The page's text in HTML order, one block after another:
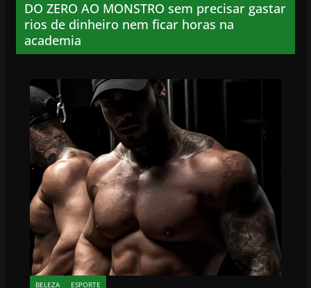
DO ZERO AO MONSTRO sem precisar gastar
rios de dinheiro nem ficar horas na
academia
BELEZA ESPORTE